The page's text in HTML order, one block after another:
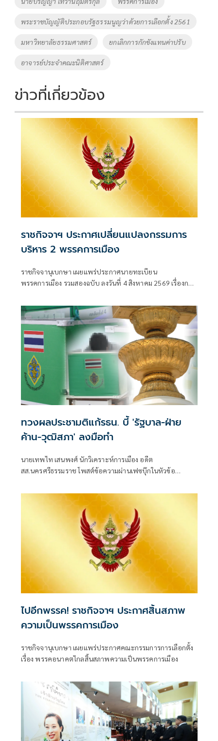
k k
พระราชบัญญัติประกอบรัฐธรรมนูญว่าด้วยการเลือกตั้ง 2561
มหาวิทยาลัยธรรมศาสตร์ ยกเลิกการกักขังแทนค่าปรับ
อาจารย์ประจำคณะนิติศาสตร์
ข่าวที่เกี่ยวข้อง
ราชกิจจาฯ ประกาศเปลี่ยนแปลงกรรมการ
บริหาร 2 พรรคการเมือง
ราชกิจจานุเบกษา เผยแพร่ประกาศนายทะเบียน
พรรคการเมือง รวมสองฉบับ ลงวันที่ 4 สิงหาคม 2569 เรื่องการ
ทวงผลประชามติแก้รธน. บี้ 'รัฐบาล-ฝ่าย
ค้าน-วุฒิสภา' ลงมือทำ
นายเทพไท เสนพงศ์ นักวิเคราะห์การเมือง อดีต
สส.นครศรีธรรมราช โพสต์ข้อความผ่านเฟซบุ๊กในหัวข้อ
ไปอีกพรรค! ราชกิจจาฯ ประกาศสิ้นสภาพ
ความเป็นพรรคการเมือง
ราชกิจจานุเบกษา เผยแพร่ประกาศคณะกรรมการการเลือกตั้ง
เรื่อง พรรคอนาคตไกลสิ้นสภาพความเป็นพรรคการเมือง